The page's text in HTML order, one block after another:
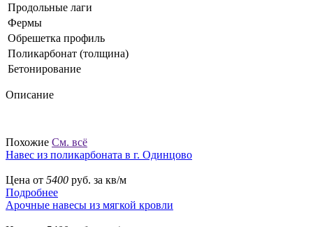
Продольные лаги
Фермы
Обрешетка профиль
Поликарбонат (толщина)
Бетонирование
Описание
Похожие См. всё
Навес из поликарбоната в г. Одинцово
Цена от 5400 руб. за кв/м
Подробнее
Арочные навесы из мягкой кровли